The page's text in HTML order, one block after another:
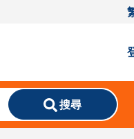
搜尋